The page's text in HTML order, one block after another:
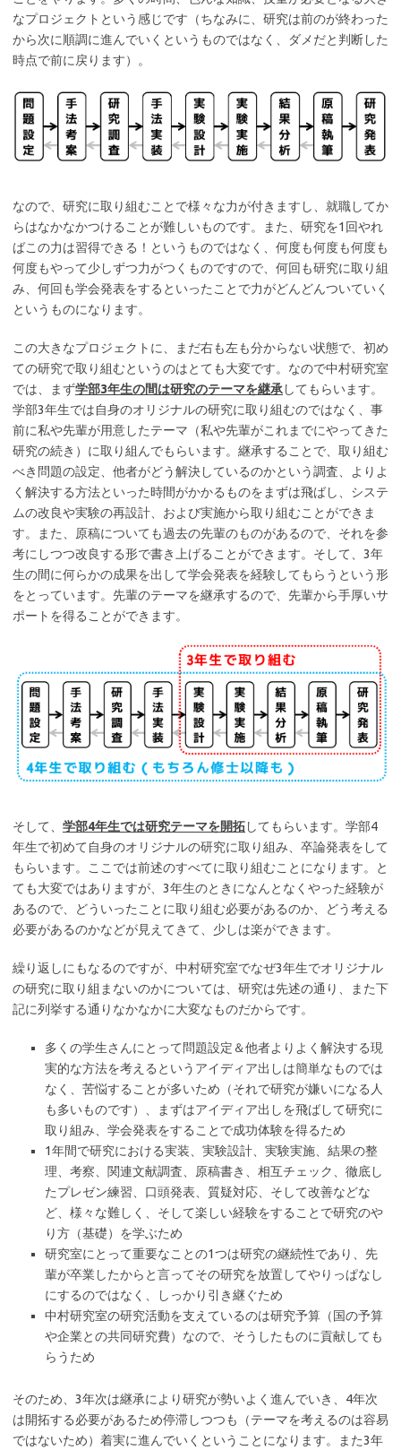
なプロジェクトという感じです（ちなみに、研究は前のが終わった
から次に順調に進んでいくというものではなく、ダメだと判断した
時点で前に戻ります）。
なので、研究に取り組むことで様々な力が付きますし、就職してか
らはなかなかつけることが難しいものです。また、研究を1回やれ
ばこの力は習得できる！というものではなく、何度も何度も何度も
何度もやって少しずつ力がつくものですので、何回も研究に取り組
み、何回も学会発表をするといったことで力がどんどんついていく
というものになります。
この大きなプロジェクトに、まだ右も左も分からない状態で、初め
ての研究で取り組むというのはとても大変です。なので中村研究室
では、まず学部3年生の間は研究のテーマを継承してもらいます。
学部3年生では自身のオリジナルの研究に取り組むのではなく、事
前に私や先輩が用意したテーマ（私や先輩がこれまでにやってきた
研究の続き）に取り組んでもらいます。継承することで、取り組む
べき問題の設定、他者がどう解決しているのかという調査、よりよ
く解決する方法といった時間がかかるものをまずは飛ばし、システ
ムの改良や実験の再設計、および実施から取り組むことができま
す。また、原稿についても過去の先輩のものがあるので、それを参
考にしつつ改良する形で書き上げることができます。そして、3年
生の間に何らかの成果を出して学会発表を経験してもらうという形
をとっています。先輩のテーマを継承するので、先輩から手厚いサ
ポートを得ることができます。
そして、 学部4年生では研究テーマを開拓してもらいます。学部4
年生で初めて自身のオリジナルの研究に取り組み、卒論発表をして
もらいます。ここでは前述のすべてに取り組むことになります。と
ても大変ではありますが、3年生のときになんとなくやった経験が
あるので、どういったことに取り組む必要があるのか、どう考える
必要があるのかなどが見えてきて、少しは楽ができます。
繰り返しにもなるのですが、中村研究室でなぜ3年生でオリジナル
の研究に取り組まないのかについては、研究は先述の通り、また下
記に列挙する通りなかなかに大変なものだからです。
多くの学生さんにとって問題設定＆他者よりよく解決する現
実的な方法を考えるというアイディア出しは簡単なものでは
なく、苦悩することが多いため（それで研究が嫌いになる人
も多いものです）、まずはアイディア出しを飛ばして研究に
取り組み、学会発表をすることで成功体験を得るため
1年間で研究における実装、実験設計、実験実施、結果の整
理、考察、関連文献調査、原稿書き、相互チェック、徹底し
たプレゼン練習、口頭発表、質疑対応、そして改善などな
ど、様々な難しく、そして楽しい経験をすることで研究のや
り方（基礎）を学ぶため
研究室にとって重要なことの1つは研究の継続性であり、先
輩が卒業したからと言ってその研究を放置してやりっぱなし
にするのではなく、しっかり引き継ぐため
中村研究室の研究活動を支えているのは研究予算（国の予算
や企業との共同研究費）なので、そうしたものに貢献しても
らうため
そのため、3年次は継承により研究が勢いよく進んでいき、4年次
は開拓する必要があるため停滞しつつも（テーマを考えるのは容易
ではないため）着実に進んでいくということになります。また3年